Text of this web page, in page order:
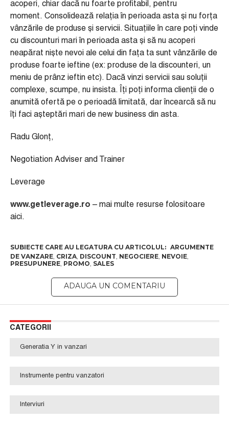
acoperi, chiar dacă nu foarte profitabil, pentru
moment. Consolidează relația în perioada asta și nu forța
vânzările de produse și servicii. Situațiile în care poți vinde
cu discounturi mari în perioada asta și să nu acoperi
neapărat niște nevoi ale celui din fața ta sunt vânzările de
produse foarte ieftine (ex: produse de la discounteri, un
meniu de prânz ieftin etc). Dacă vinzi servicii sau soluții
complexe, scumpe, nu insista. Îți poți informa clienții de o
anumită ofertă pe o perioadă limitată, dar încearcă să nu
îți faci așteptări mari de new business din asta.
Radu Glonț,
Negotiation Adviser and Trainer
Leverage
www.getleverage.ro – mai multe resurse folositoare
aici.
ARGUMENTE
DE VANZARE, CRIZA, DISCOUNT, NEGOCIERE, NEVOIE,
PRESUPUNERE, PROMO, SALES
CATEGORII
Generatia Y in vanzari
Instrumente pentru vanzatori
Interviuri